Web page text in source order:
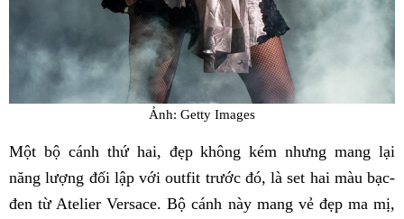
Ảnh: Getty Images
Một bộ cánh thứ hai, đẹp không kém nhưng mang lại
năng lượng đối lập với outfit trước đó, là set hai màu bạc-
đen từ Atelier Versace. Bộ cánh này mang vẻ đẹp ma mị,